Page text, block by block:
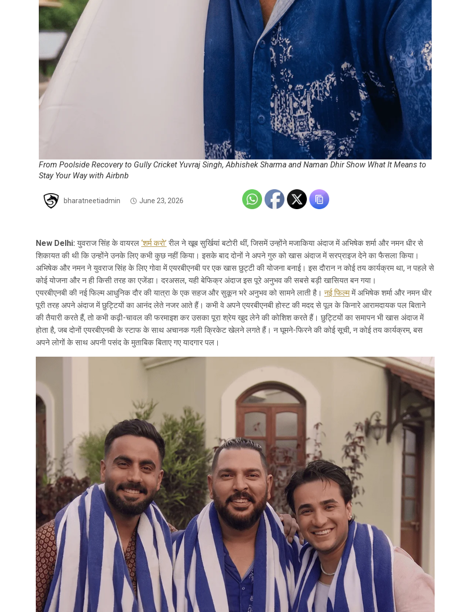
From Poolside Recovery to Gully Cricket Yuvraj Singh, Abhishek Sharma and Naman Dhir Show What It Means to
Stay Your Way with Airbnb
bharatneetiadmin June 23, 2026
New Delhi: युवराज सिंह के वायरल ‘शर्म करो’ रील ने खूब सुर्खियां बटोरी थीं, जिसमें उन्होंने मजाकिया अंदाज में अभिषेक शर्मा और नमन धीर से
शिकायत की थी कि उन्होंने उनके लिए कभी कुछ नहीं किया। इसके बाद दोनों ने अपने गुरु को खास अंदाज में सरप्राइज देने का फैसला किया।
अभिषेक और नमन ने युवराज सिंह के लिए गोवा में एयरबीएनबी पर एक खास छुट्टी की योजना बनाई। इस दौरान न कोई तय कार्यक्रम था, न पहले से
कोई योजना और न ही किसी तरह का एजेंडा। दरअसल, यही बेफिक्र अंदाज इस पूरे अनुभव की सबसे बड़ी खासियत बन गया।
एयरबीएनबी की नई फिल्म आधुनिक दौर की यात्रा के एक सहज और सुकून भरे अनुभव को सामने लाती है।नई फिल्ममें अभिषेक शर्मा और नमन धीर
पूरी तरह अपने अंदाज में छुट्टियों का आनंद लेते नजर आते हैं। कभी वे अपने एयरबीएनबी होस्ट की मदद से पूल के किनारे आरामदायक पल बिताने
की तैयारी करते हैं, तो कभी कढ़ी-चावल की फरमाइश कर उसका पूरा श्रेय खुद लेने की कोशिश करते हैं। छुट्टियों का समापन भी खास अंदाज में
होता है, जब दोनों एयरबीएनबी के स्टाफ के साथ अचानक गली क्रिकेट खेलने लगते हैं। न घूमने-फिरने की कोई सूची, न कोई तय कार्यक्रम, बस
अपने लोगों के साथ अपनी पसंद के मुताबिक बिताए गए यादगार पल।